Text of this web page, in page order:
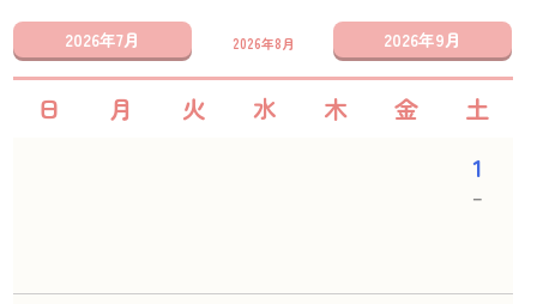
2026年8月
日 月 火 水 木 金
土
1
－
2026年7月 2026年9月